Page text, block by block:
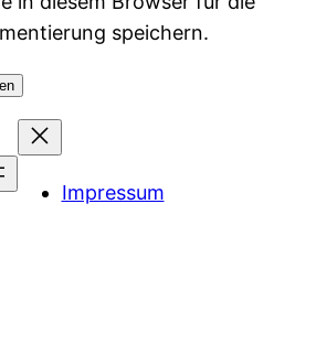
speichern.
Impressum